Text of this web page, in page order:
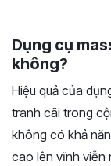
Dụng cụ
không?
Hiệu quả của
tranh cãi trong
không có khả
cao lên vĩnh viễn